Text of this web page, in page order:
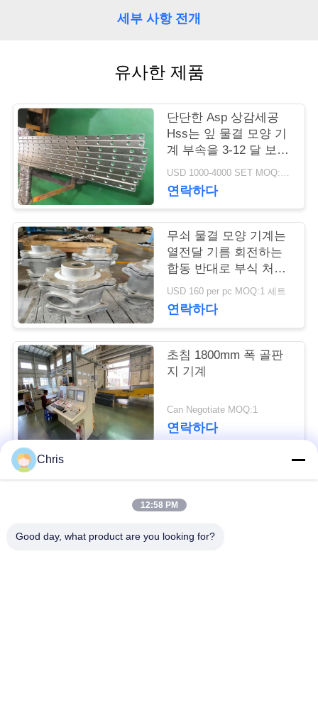
연
락
주
세
요
뉴
스
인
용
문
을
요
구
세
세부 사항 전개
유사한 제품
단단한 Asp 상감세공
Hss는 잎 물결 모양 기
계 부속을 3-12 달 보장
을 잘라냈습니다
USD 1000-4000 SET MOQ:1개 세트
연락하다
무쇠 물결 모양 기계는
열전달 기름 회전하는
합동 반대로 부식 처리
를 분해합니다
USD 160 per pc MOQ:1 세트
연락하다
초침 1800mm 폭 골판
지 기계
Can Negotiate MOQ:1
연락하다
비 부직물 산업용 롤러
Chris
12:58 PM
Good day, what product are you looking for?